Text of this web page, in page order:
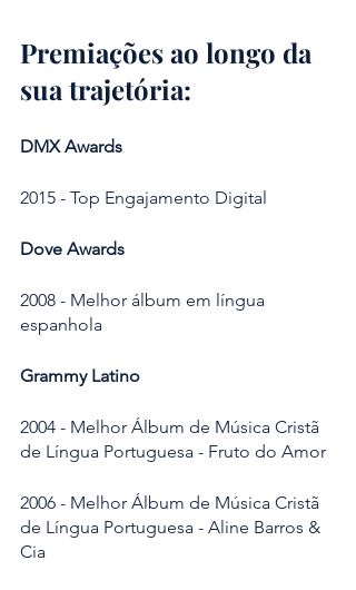
Premiações ao longo da
sua trajetória:
DMX Awards
2015 - Top Engajamento Digital
Dove Awards
2008 - Melhor álbum em língua
espanhola
Grammy Latino
2004 - Melhor Álbum de Música Cristã
de Língua Portuguesa - Fruto do Amor
2006 - Melhor Álbum de Música Cristã
de Língua Portuguesa - Aline Barros &
Cia